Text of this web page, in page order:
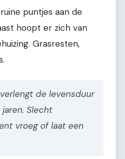
puntjes aan de
hoopt er zich van
Grasresten,
de levensduur
Slecht
vroeg of laat een